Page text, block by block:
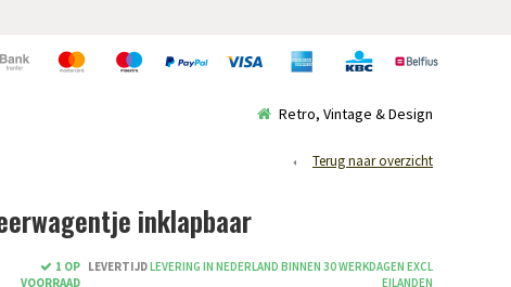
Retro, Vintage & Design
Terug naar overzicht
inklapbaar
1 OP
VOORRAAD
LEVERTIJDLEVERING IN NEDERLAND BINNEN 30 WERKDAGEN EXCL
EILANDEN